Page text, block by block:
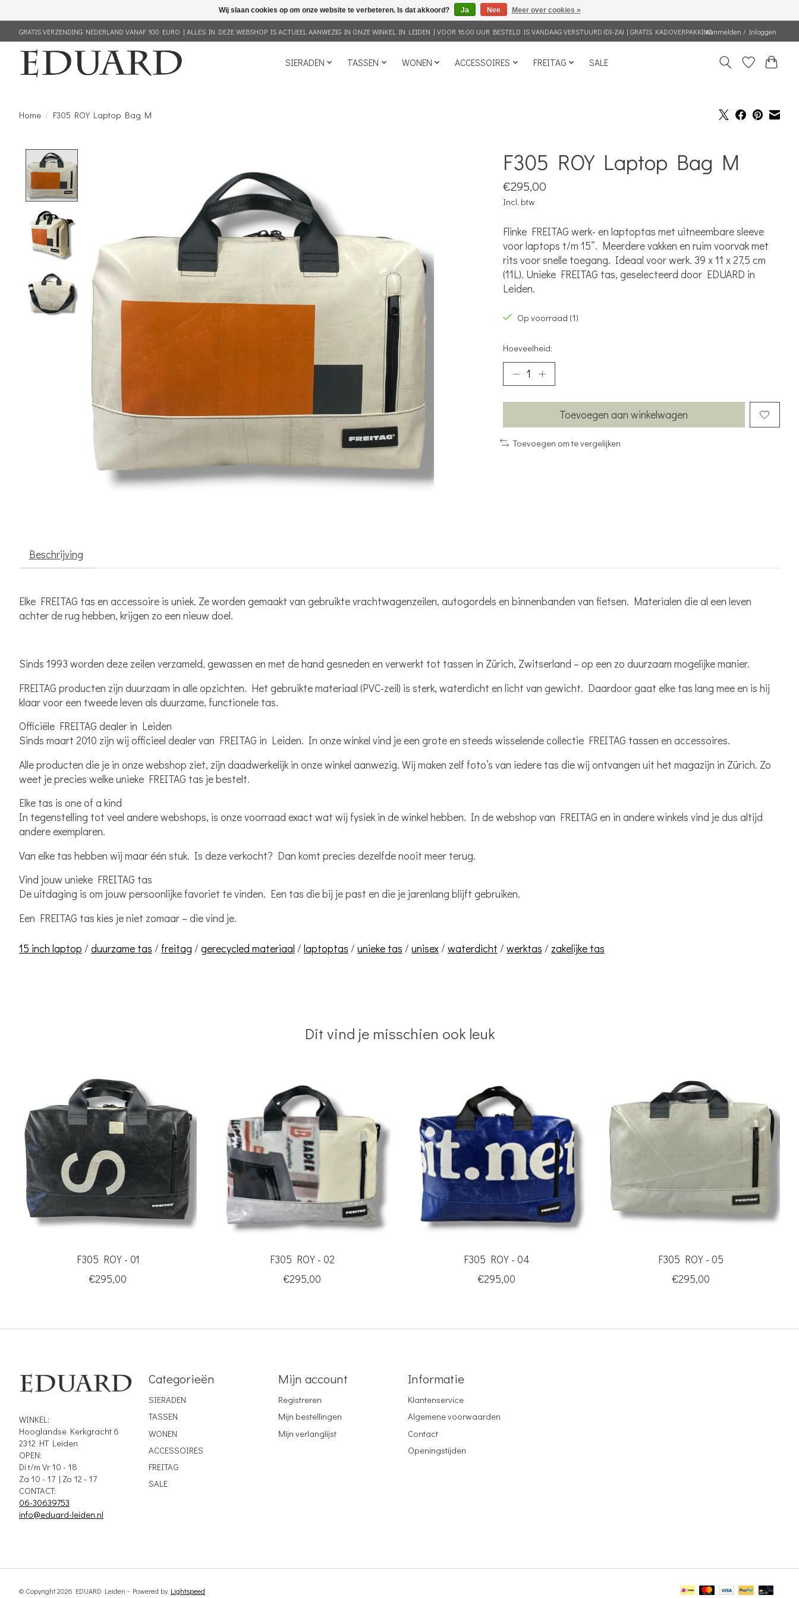
GRATIS VERZENDING NEDERLAND VANAF 100 EURO | ALLES IN DEZE WEBSHOP IS ACTUEEL AANWEZIG IN ONZE WINKEL IN LEIDEN | VOOR 16.00 UUR BESTELD IS VANDAAG VERSTUURD (DI-ZA) | GRATIS KADOVERPAKKINGAanmelden / Inloggen
SIERADEN TASSEN WONEN ACCESSOIRES FREITAG SALE
Home / F305 ROY Laptop Bag M
F305 ROY Laptop Bag M
€295,00
Incl. btw
Flinke FREITAG werk- en laptoptas met uitneembare sleeve
voor laptops t/m 15”. Meerdere vakken en ruim voorvak met
rits voor snelle toegang. Ideaal voor werk. 39 x 11 x 27,5 cm
(11L). Unieke FREITAG tas, geselecteerd door EDUARD in
Leiden.
Op voorraad (1)
Hoeveelheid:
Toevoegen aan winkelwagen
Toevoegen om te vergelijken
Beschrijving
Elke FREITAG tas en accessoire is uniek. Ze worden gemaakt van gebruikte vrachtwagenzeilen, autogordels en binnenbanden van fietsen. Materialen die al een leven
achter de rug hebben, krijgen zo een nieuw doel.
Sinds 1993 worden deze zeilen verzameld, gewassen en met de hand gesneden en verwerkt tot tassen in Zürich, Zwitserland – op een zo duurzaam mogelijke manier.
FREITAG producten zijn duurzaam in alle opzichten. Het gebruikte materiaal (PVC-zeil) is sterk, waterdicht en licht van gewicht. Daardoor gaat elke tas lang mee en is hij
klaar voor een tweede leven als duurzame, functionele tas.
Officiële FREITAG dealer in Leiden
Sinds maart 2010 zijn wij officieel dealer van FREITAG in Leiden. In onze winkel vind je een grote en steeds wisselende collectie FREITAG tassen en accessoires.
Alle producten die je in onze webshop ziet, zijn daadwerkelijk in onze winkel aanwezig. Wij maken zelf foto’s van iedere tas die wij ontvangen uit het magazijn in Zürich. Zo
weet je precies welke unieke FREITAG tas je bestelt.
Elke tas is one of a kind
In tegenstelling tot veel andere webshops, is onze voorraad exact wat wij fysiek in de winkel hebben. In de webshop van FREITAG en in andere winkels vind je dus altijd
andere exemplaren.
Van elke tas hebben wij maar één stuk. Is deze verkocht? Dan komt precies dezelfde nooit meer terug.
Vind jouw unieke FREITAG tas
De uitdaging is om jouw persoonlijke favoriet te vinden. Een tas die bij je past en die je jarenlang blijft gebruiken.
Een FREITAG tas kies je niet zomaar – die vind je.
15 inch laptop / duurzame tas / freitag / gerecycled materiaal / laptoptas / unieke tas / unisex/ waterdicht / werktas / zakelijke tas
Dit vind je misschien ook leuk
F305 ROY - 01
€295,00
F305 ROY - 02
€295,00
F305 ROY - 04
€295,00
F305 ROY - 05
€295,00
WINKEL:
Hooglandse Kerkgracht 6
2312 HT Leiden
OPEN:
Di t/m Vr 10 - 18
Za 10 - 17 | Zo 12 - 17
CONTACT:
06-30639753
info@eduard-leiden.nl
Categorieën
SIERADEN
TASSEN
WONEN
ACCESSOIRES
FREITAG
SALE
Mijn account
Registreren
Mijn bestellingen
Mijn verlanglijst
Informatie
Klantenservice
Algemene voorwaarden
Contact
Openingstijden
© Copyright 2026 EDUARD Leiden - Powered by Lightspeed
Wij slaan cookies op om onze website te verbeteren. Is dat akkoord? Ja Nee Meer over cookies »